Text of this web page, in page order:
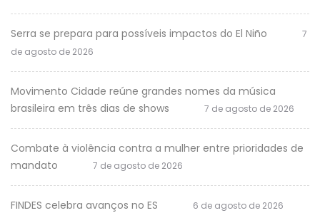
Serra se prepara para possíveis impactos do El Niño
7
de agosto de 2026
Movimento Cidade reúne grandes nomes da música
brasileira em três dias de shows
7 de agosto de 2026
Combate à violência contra a mulher entre prioridades de
mandato
7 de agosto de 2026
FINDES celebra avanços no ES 6 de agosto de 2026